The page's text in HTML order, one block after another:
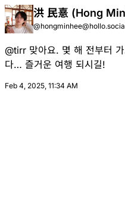
洪 民憙 (Hong
@tirr 맞아요. 몇 해 전부터
다… 즐거운 여행 되시길!
Feb 4, 2025, 11:34 AM